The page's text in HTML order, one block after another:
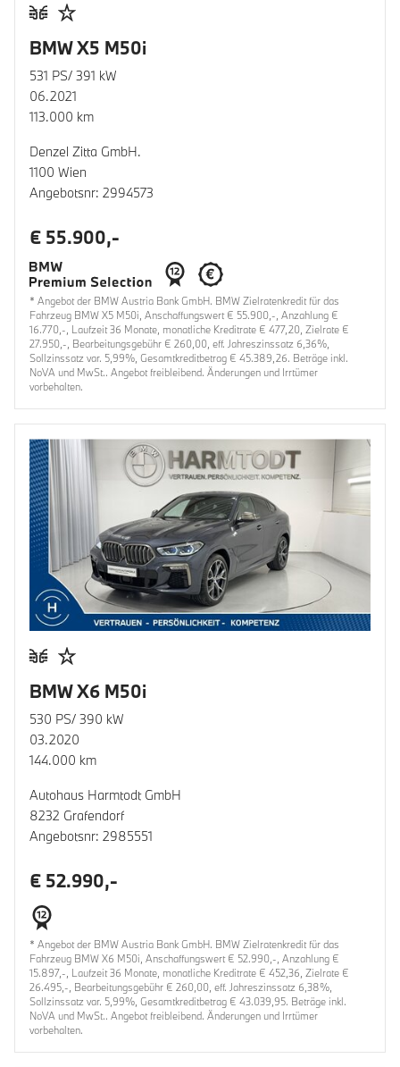
BMW X5 M50i
531 PS/ 391 kW
06.2021
113.000 km
Denzel Zitta GmbH.
1100 Wien
Angebotsnr: 2994573
€ 55.900,-
* Angebot der BMW Austria Bank GmbH. BMW Zielratenkredit für das
Fahrzeug BMW X5 M50i, Anschaffungswert € 55.900,-, Anzahlung €
16.770,-, Laufzeit 36 Monate, monatliche Kreditrate € 477,20, Zielrate €
27.950,-, Bearbeitungsgebühr € 260,00, eff. Jahreszinssatz 6,36%,
Sollzinssatz var. 5,99%, Gesamtkreditbetrag € 45.389,26. Beträge inkl.
NoVA und MwSt.. Angebot freibleibend. Änderungen und Irrtümer
vorbehalten.
BMW X6 M50i
530 PS/ 390 kW
03.2020
144.000 km
Autohaus Harmtodt GmbH
8232 Grafendorf
Angebotsnr: 2985551
€ 52.990,-
* Angebot der BMW Austria Bank GmbH. BMW Zielratenkredit für das
Fahrzeug BMW X6 M50i, Anschaffungswert € 52.990,-, Anzahlung €
15.897,-, Laufzeit 36 Monate, monatliche Kreditrate € 452,36, Zielrate €
26.495,-, Bearbeitungsgebühr € 260,00, eff. Jahreszinssatz 6,38%,
Sollzinssatz var. 5,99%, Gesamtkreditbetrag € 43.039,95. Beträge inkl.
NoVA und MwSt.. Angebot freibleibend. Änderungen und Irrtümer
vorbehalten.